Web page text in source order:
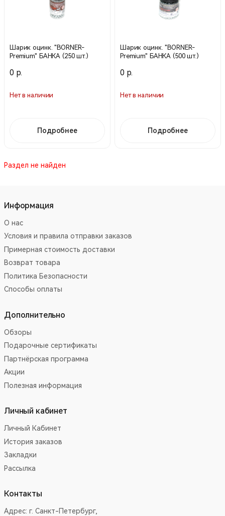
Шарик оцинк. "BORNER-
Premium" БАНКА (250 шт.)
0 р.
Нет в наличии
Подробнее
Шарик оцинк. "BORNER-
Premium" БАНКА (500 шт.)
0 р.
Нет в наличии
Подробнее
Раздел не найден
Информация
О нас
Условия и правила отправки заказов
Примерная стоимость доставки
Возврат товара
Политика Безопасности
Способы оплаты
Дополнительно
Обзоры
Подарочные сертификаты
Партнёрская программа
Акции
Полезная информация
Личный кабинет
Личный Кабинет
История заказов
Закладки
Рассылка
Контакты
Адрес: г. Санкт-Петербург,